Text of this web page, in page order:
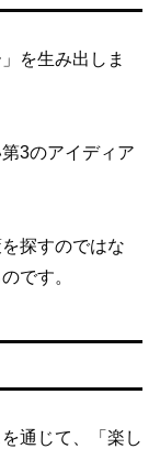
を生み出しま
3のアイディア
探すのではな
です。
通じて、「楽し